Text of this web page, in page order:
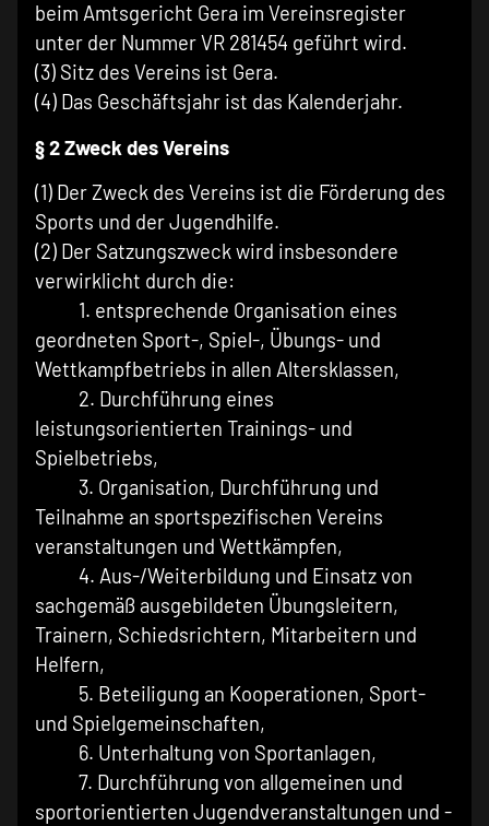
beim Amtsgericht Gera im Vereinsregister
unter der Nummer VR 281454 geführt wird.
(3) Sitz des Vereins ist Gera.
(4) Das Geschäftsjahr ist das Kalenderjahr.
§ 2 Zweck des Vereins
(1) Der Zweck des Vereins ist die Förderung des
Sports und der Jugendhilfe.
(2) Der Satzungszweck wird insbesondere
verwirklicht durch die:
1. entsprechende Organisation eines
geordneten Sport-, Spiel-, Übungs- und
Wettkampfbetriebs in allen Altersklassen,
2. Durchführung eines
leistungsorientierten Trainings- und
Spielbetriebs,
3. Organisation, Durchführung und
Teilnahme an sportspezifischen Vereins
veranstaltungen und Wettkämpfen,
4. Aus-/Weiterbildung und Einsatz von
sachgemäß ausgebildeten Übungsleitern,
Trainern, Schiedsrichtern, Mitarbeitern und
Helfern,
5. Beteiligung an Kooperationen, Sport-
und Spielgemeinschaften,
6. Unterhaltung von Sportanlagen,
7. Durchführung von allgemeinen und
sportorientierten Jugendveranstaltungen und -